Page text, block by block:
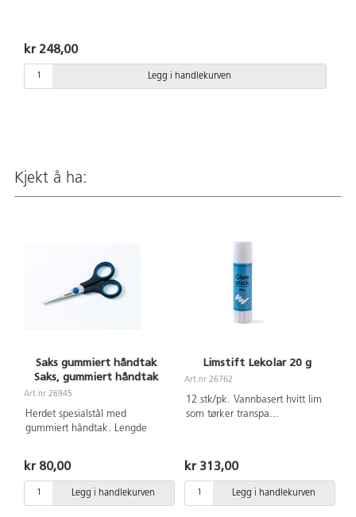
kr 248,00
Legg i handlekurven
Kjekt å ha:
Saks gummiert håndtak
Saks, gummiert håndtak
Art.nr 26945
Herdet spesialstål med
gummiert håndtak. Lengde
kr 80,00
Legg i handlekurven
Limstift Lekolar 20 g
Art.nr 26762
12 stk/pk. Vannbasert hvitt lim
som tørker transpa...
kr 313,00
Legg i handlekurven